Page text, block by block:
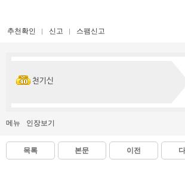
추천확인 신고 스팸신고
천기신
메뉴 인장보기
목록 본문 이전